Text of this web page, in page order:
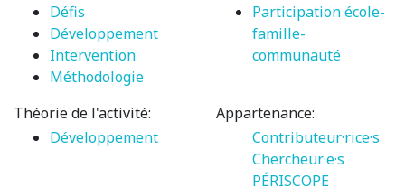
Défis
Développement
Intervention
Méthodologie
Participation école-
famille-
communauté
Théorie de l'activité:
Développement
Appartenance:
Contributeur·rice·s
Chercheur·e·s
PÉRISCOPE